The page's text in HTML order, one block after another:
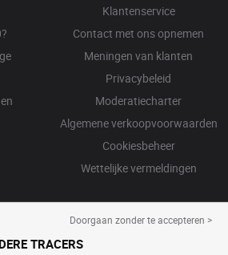
Klantenservice
Contact met ons opnemen
Meningen van klanten
Privacybeleid
Moderatiecharter
Algemene verkoopvoorwaarden
Cookiesbeheer
Wettelijke vermeldingen
Doorgaan zonder te accepteren >
TRACERS